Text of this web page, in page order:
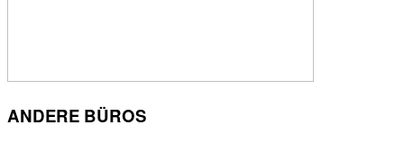
ANDERE BÜROS